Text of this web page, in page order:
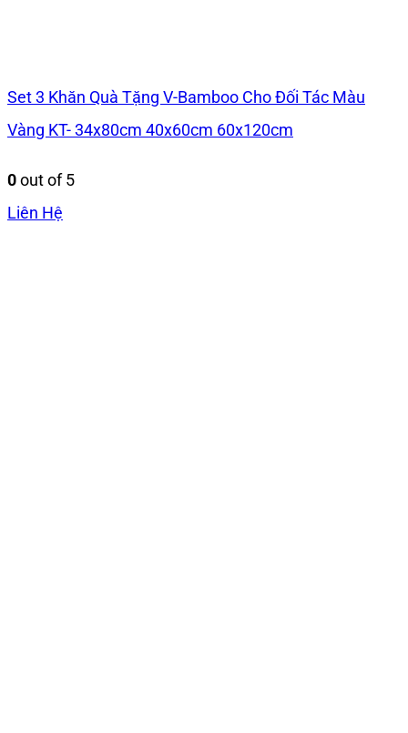
Set 3 Khăn Quà Tặng V-Bamboo Cho Đối Tác Màu
Vàng KT- 34x80cm 40x60cm 60x120cm
0out of 5
Liên Hệ